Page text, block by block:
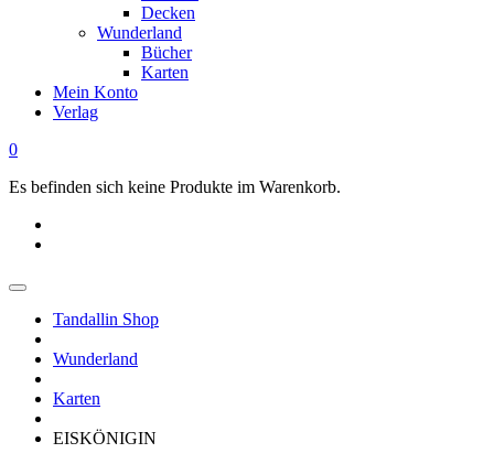
Decken
Wunderland
Bücher
Karten
Mein Konto
Verlag
0
Es befinden sich keine Produkte im Warenkorb.
Tandallin Shop
Wunderland
Karten
EISKÖNIGIN